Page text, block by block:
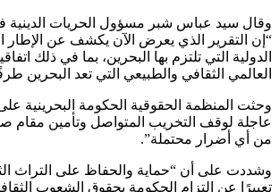
وقال سيد عباس شبر مسؤول الحريات
“إن التقرير الذي يعرض الآن يكشف عن الإطار
الدولية التي تلتزم بها البحرين، بما في ذلك
العالمي الثقافي والطبيعي التي تعد البحرين
وحثت المنظمة الحقوقية الحكومة البحرينية
عاجلة لوقف التخريب المتواصل وتأمين
من أي أضرار محتملة”.
وشددت على أن “حماية والحفاظ على التراث
تعبيرًا عن التزام الحكومة بحقوق الشعوب